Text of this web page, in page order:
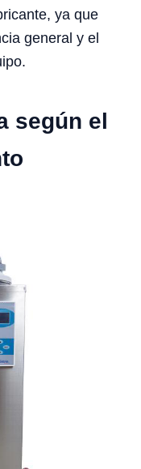
ya que
general y el
según el